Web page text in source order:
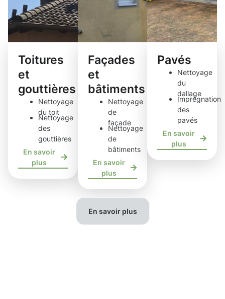
Toitures
et
gouttières
Nettoyage
du toit
Nettoyage
des
gouttières
En savoir
plus
Façades
et
bâtiments
Nettoyage
de
façade
Nettoyage
de
bâtiments
En savoir
plus
Pavés
Nettoyage
du
dallage
Imprégnation
des
pavés
En savoir
plus
En savoir plus